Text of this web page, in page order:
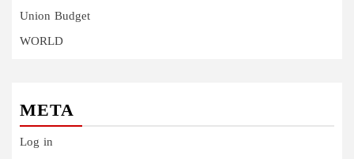
Union Budget
WORLD
META
Log in